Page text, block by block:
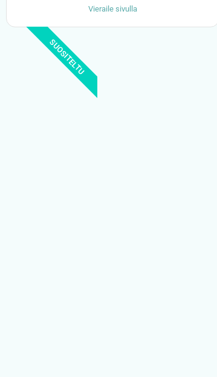
Vieraile sivulla
SUOSITELTU